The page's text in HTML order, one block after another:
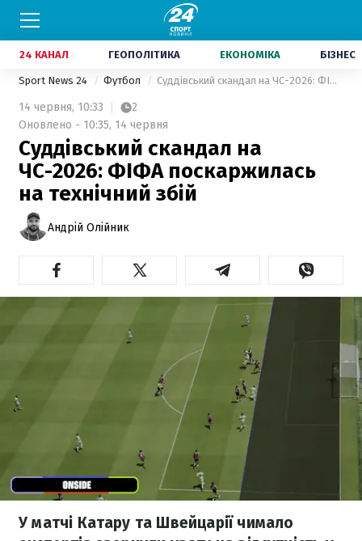
24 КАНАЛ ГЕОПОЛІТИКА ЕКОНОМІКА БІЗНЕС
Sport News 24 Футбол Суддівський скандал на ЧС-2026: ФІФА поскаржилась на технічний збій
14 червня, 10:33
2
Оновлено - 10:35, 14 червня
Суддівський скандал на
ЧС-2026: ФІФА поскаржилась
на технічний збій
Андрій Олійник
У матчі Катару та Швейцарії чимало